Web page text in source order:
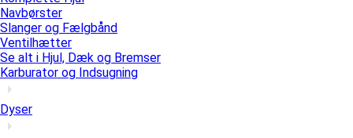
Navbørster
Slanger og Fælgbånd
Ventilhætter
Se alt i Hjul, Dæk og Bremser
Karburator og Indsugning
Dyser